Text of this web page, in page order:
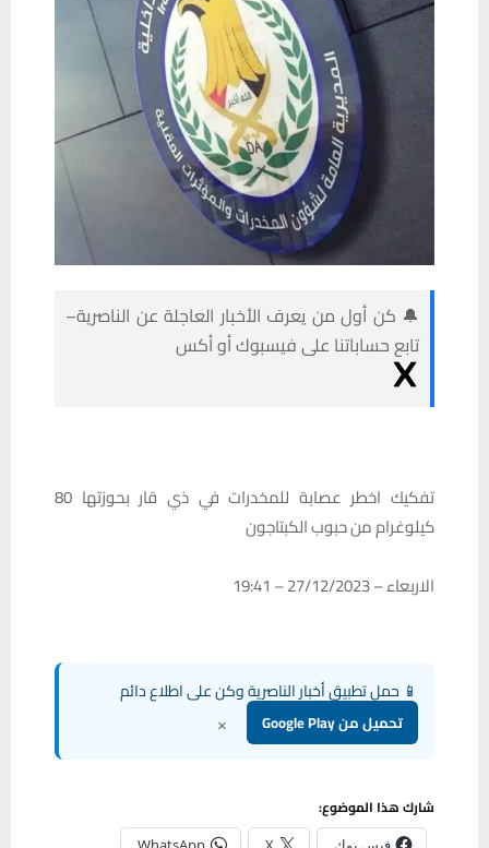
🔔 كن أول من يعرف الأخبار العاجلة عن الناصرية–
تابع حساباتنا على فيسبوك أو أكس
تفكيك اخطر عصابة للمخدرات في ذي قار بحوزتها 80
كيلوغرام من حبوب الكبتاجون
الاربعاء – 27/12/2023 – 19:41
📱 حمل تطبيق أخبار الناصرية وكن على اطلاع دائم
تحميل من Google Play ×
شارك هذا الموضوع: